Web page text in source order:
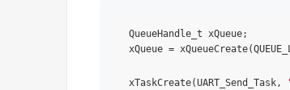
QueueHandle_t xQueue;
xQueue =
xTaskCreate(UART_Send_Task,